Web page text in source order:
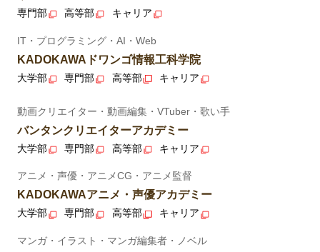
専門部 高等部 キャリア
IT・プログラミング・AI・Web
KADOKAWAドワンゴ情報工科学院
大学部 専門部 高等部 キャリア
動画クリエイター・動画編集・VTuber・歌い手
バンタンクリエイターアカデミー
大学部 専門部 高等部 キャリア
アニメ・声優・アニメCG・アニメ監督
KADOKAWAアニメ・声優アカデミー
大学部 専門部 高等部 キャリア
マンガ・イラスト・マンガ編集者・ノベル